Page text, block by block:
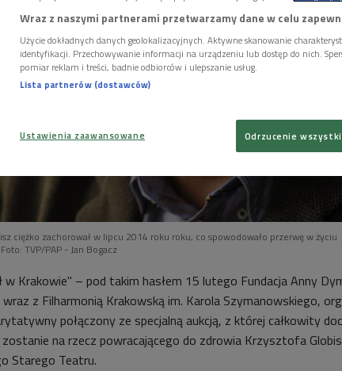
ciężko zachorował w lipcu 2014 roku roku, co spowodowało przerwę w życiu
Foto: TVP/PAP - Jan Bogacz
w Krakowie" – pod takim hasłem 15 lutego Fundacja Anny
z Filharmonią Krakowską im. Karola Szymanowskiego,
połączony ze specjalną aukcją, z której całkowity
zostanie na rzecz powracającego do zdrowia Krzysztofa
Starego Teatru.
Wraz z naszymi partnerami przetwarzamy dane w celu
Użycie dokładnych danych geolokalizacyjnych. Aktywne skanowanie
identyfikacji. Przechowywanie informacji na urządzeniu lub dostęp do nich.
pomiar reklam i treści, badnie odbiorców i ulepszanie usług.
Lista partnerów (dostawców)
Ustawienia zaawansowane Odrzucenie